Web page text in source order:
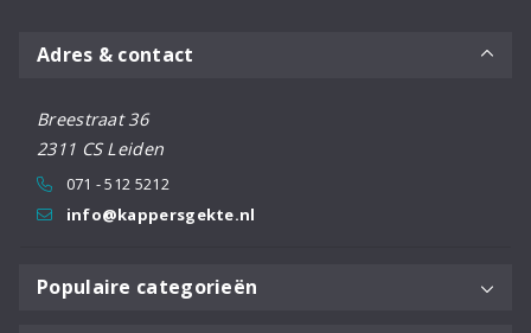
Adres & contact
Breestraat 36
2311 CS Leiden
071 - 512 5212
info@kappersgekte.nl
Populaire categorieën